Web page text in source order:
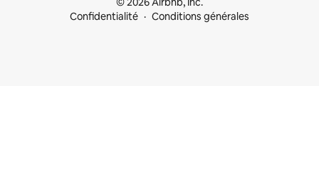
Confidentialité
Conditions générales